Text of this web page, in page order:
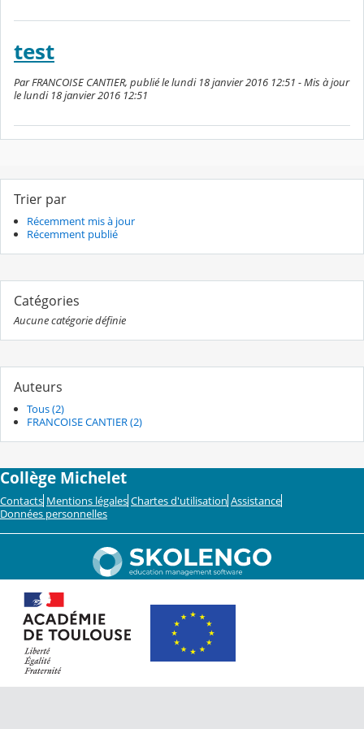
test
Par FRANCOISE CANTIER, publié le lundi 18 janvier 2016 12:51 - Mis à jour
le lundi 18 janvier 2016 12:51
Trier par
Récemment mis à jour
Récemment publié
Catégories
Aucune catégorie définie
Auteurs
Tous (2)
FRANCOISE CANTIER (2)
Collège Michelet
Contacts Mentions légales Chartes d'utilisation Assistance
Données personnelles